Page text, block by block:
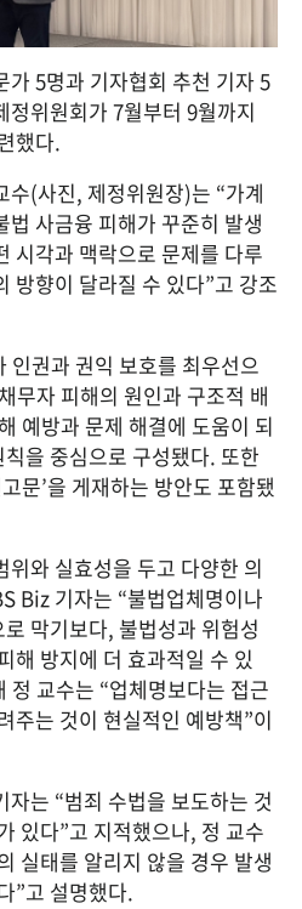
가 5명과 기자협회 추천 기자 5
정위원회가 7월부터 9월까지
했다.
수(사진, 제정위원장)는 “가계
사금융 피해가 꾸준히 발생
시각과 맥락으로 문제를 다루
방향이 달라질 수 있다”고 강조
권과 권익 보호를 최우선으
무자 피해의 원인과 구조적 배
예방과 문제 해결에 도움이 되
을 중심으로 구성됐다. 또한
문’을 게재하는 방안도 포함됐
와 실효성을 두고 다양한 의
Biz 기자는 “불법업체명이나
막기보다, 불법성과 위험성
해 방지에 더 효과적일 수 있
정 교수는 “업체명보다는 접근
주는 것이 현실적인 예방책”이
는 “범죄 수법을 보도하는 것
있다”고 지적했으나, 정 교수
실태를 알리지 않을 경우 발생
”고 설명했다.